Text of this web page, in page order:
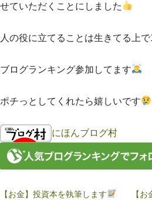
せていただくことにしました
人の役に立てることは生きてる上
ブログランキング参加してます
ポチっとしてくれたら嬉しいです
にほんブログ村
【お金】投資本を執筆します
【